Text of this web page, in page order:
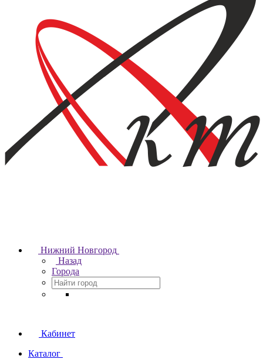
Нижний Новгород
Назад
Города
Кабинет
Каталог